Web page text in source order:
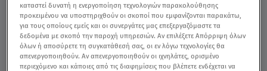
καταστεί δυνατή η ενεργοποίηση τεχνολογιών παρακολούθησης
προκειμένου να υποστηριχθούν οι σκοποί που εμφανίζονται παρακάτω,
για τους οποίους εμείς και οι συνεργάτες μας επεξεργαζόμαστε τα
δεδομένα με σκοπό την παροχή υπηρεσιών. Αν επιλέξετε Απόρριψη όλων
όλων ή αποσύρετε τη συγκατάθεσή σας, οι εν λόγω τεχνολογίες θα
απενεργοποιηθούν. Αν απενεργοποιηθούν οι ιχνηλάτες, ορισμένο
περιεχόμενο και κάποιες από τις διαφημίσεις που βλέπετε ενδέχεται να